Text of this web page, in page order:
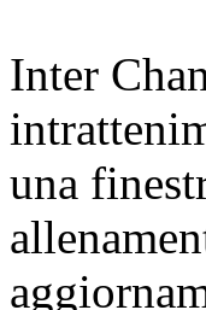
Inter
una